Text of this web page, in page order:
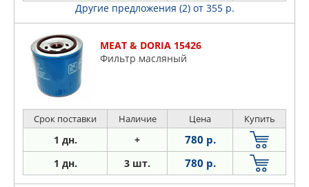
Другие предложения (2) от 355 р.
MEAT & DORIA 15426
Фильтр масляный
Срок поставки Наличие Цена Купить
1 дн. + 780 р.
1 дн. 3 шт. 780 р.